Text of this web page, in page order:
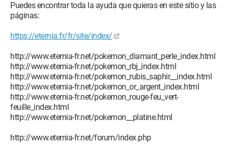
Puedes encontrar toda la ayuda que quieras en este sitio y las
páginas:
https://eternia.fr/fr/site/index/
http://www.eternia-fr.net/pokemon_diamant_perle_index.html
http://www.eternia-fr.net/pokemon_rbj_index.html
http://www.eternia-fr.net/pokemon_rubis_saphir__index.html
http://www.eternia-fr.net/pokemon_or_argent_index.html
http://www.eternia-fr.net/pokemon_rouge-feu_vert-
feuille_index.html
http://www.eternia-fr.net/pokemon__platine.html
http://www.eternia-fr.net/forum/index.php